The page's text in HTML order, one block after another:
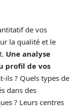
de vos
la qualité et le
Une analyse
profil de vos
ils ? Quels types de
dans des
? Leurs centres